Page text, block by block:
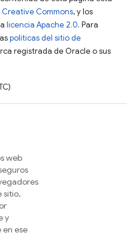
Commons, y los
licencia Apache 2.0. Para
políticas del sitio de
registrada de Oracle o sus
web
sitio,
y
en ese